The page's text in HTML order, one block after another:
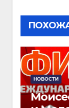
НОВОСТИ